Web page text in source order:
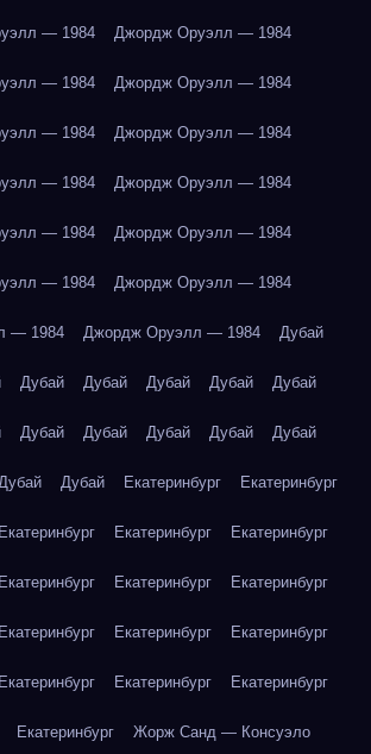
— 1984 Джордж Оруэлл — 1984
— 1984 Джордж Оруэлл — 1984
— 1984 Джордж Оруэлл — 1984
— 1984 Джордж Оруэлл — 1984
— 1984 Джордж Оруэлл — 1984
— 1984 Джордж Оруэлл — 1984
— 1984 Джордж Оруэлл — 1984 Дубай
Дубай Дубай Дубай Дубай Дубай
Дубай Дубай Дубай Дубай Дубай
Дубай Екатеринбург Екатеринбург
Екатеринбург Екатеринбург Екатеринбург
Екатеринбург Екатеринбург Екатеринбург
Екатеринбург Екатеринбург Екатеринбург
Екатеринбург Екатеринбург Екатеринбург
Екатеринбург Жорж Санд — Консуэло